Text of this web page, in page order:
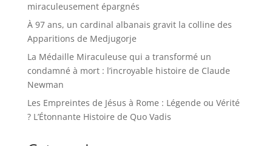
miraculeusement épargnés
À 97 ans, un cardinal albanais gravit la colline des
Apparitions de Medjugorje
La Médaille Miraculeuse qui a transformé un
condamné à mort : l’incroyable histoire de Claude
Newman
Les Empreintes de Jésus à Rome : Légende ou Vérité
? L’Étonnante Histoire de Quo Vadis